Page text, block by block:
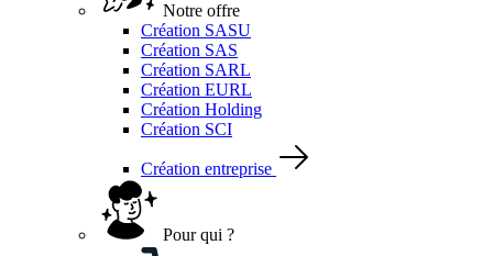
Notre offre
Création SASU
Création SAS
Création SARL
Création EURL
Création Holding
Création SCI
Création entreprise
Pour qui ?